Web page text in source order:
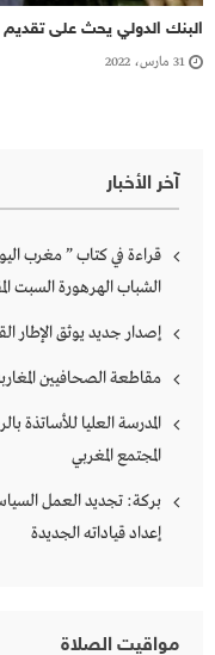
البنك الدولي يحث على تقديم
31 مارس، 2022
آخر الأخبار
قراءة في كتاب ” مغرب
الشباب الهرهورة السبت
إصدار جديد يوثق الإطار
مقاطعة الصحافيين
المدرسة العليا للأساتذة
المجتمع المغربي
بركة: تجديد العمل
إعداد قياداته الجديدة
مواقيت الصلاة